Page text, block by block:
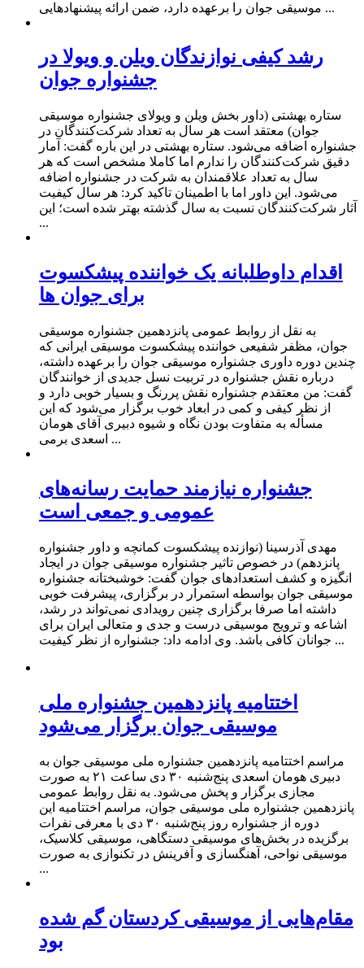
موسیقی جوان را برعهده دارد، ضمن ارائه پیشنهادهایی ...
رشد کیفی نوازندگان ویلن و ویولا در
جشنواره جوان
ستاره بهشتی (داور بخش ویلن و ویولای جشنواره موسیقی
جوان) معتقد است هر سال به تعداد شرکت‌کنندگان در
جشنواره اضافه می‌شود. ستاره بهشتی در این باره گفت: آمار
دقیق شرکت‌کنندگان را ندارم اما کاملا مشخص است که هر
سال به تعداد علاقمندان به شرکت در جشنواره اضافه
می‌شود. این داور اما با اطمینان تاکید کرد: هر سال کیفیت
آثار شرکت‌کنندگان نسبت به سال گذشته بهتر شده است؛ این
...
اقدام داوطلبانه یک خواننده پیشکسوت
برای جوان ها
به نقل از روابط عمومی پانزدهمین جشنواره موسیقی
جوان، مظفر شفیعی خواننده پیشکسوت موسیقی ایرانی که
چندین دوره داوری جشنواره موسیقی جوان را برعهده داشته،
درباره نقش جشنواره در تربیت نسل جدیدی از خوانندگان
گفت: من معتقدم جشنواره نقش پررنگ و بسیار خوبی دارد و
از نظر کیفی و کمی در ابعاد خوب برگزار می‌شود که این
مسأله به متفاوت بودن نگاه و شیوه دبیری آقای هومان
اسعدی برمی ...
جشنواره نیازمند حمایت رسانه‌های
عمومی و جمعی است
مهدی آذرسینا (نوازنده پیشکسوت کمانچه و داور جشنواره
پانزدهم) در خصوص تاثیر جشنواره موسیقی جوان در ایجاد
انگیزه و کشف استعدادهای جوان گفت: خوشبختانه جشنواره
موسیقی جوان بواسطه استمرار در برگزاری، پیشرفت خوبی
داشته اما صرفا برگزاری چنین رویدادی نمی‌تواند در رشد،
اشاعه و ترویج موسیقی درست و جدی و متعالی ایران برای
جوانان کافی باشد. وی ادامه داد: جشنواره از نظر کیفیت ...
اختتامیه پانزدهمین جشنواره ملی
موسیقی جوان برگزار می‌شود
مراسم اختتامیه پانزدهمین جشنواره ملی موسیقی جوان به
دبیری هومان اسعدی پنج‌شنبه ۳۰ دی‌ ساعت ۲۱ به صورت
مجازی برگزار و پخش می‌شود. به نقل روابط عمومی
پانزدهمین جشنواره ملی موسیقی جوان، مراسم اختتامیه این
دوره از جشنواره روز پنج‌شنبه ۳۰ دی‌ با معرفی نفرات
برگزیده در بخش‌های موسیقی دستگاهی، موسیقی کلاسیک،
موسیقی نواحی، آهنگسازی و آفرینش در تکنوازی به صورت
...
مقام‌هایی از موسیقی کردستان گم شده
بود